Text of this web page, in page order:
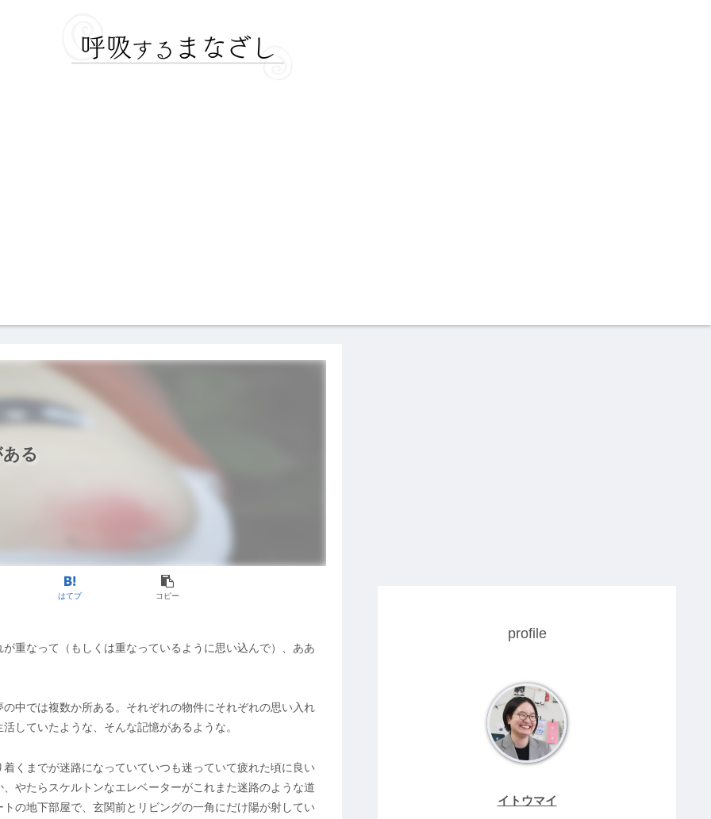
る
はてブ コピー
重なって（もしくは重なっているように思い込んで）、ああ
中では複数か所ある。それぞれの物件にそれぞれの思い入れ
していたような、そんな記憶があるような。
くまでが迷路になっていていつも迷っていて疲れた頃に良い
やたらスケルトンなエレベーターがこれまた迷路のような道
の地下部屋で、玄関前とリビングの一角にだけ陽が射してい
profile
イトウマイ